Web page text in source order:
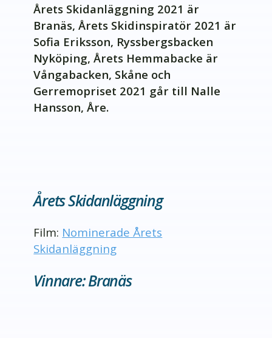
Årets Skidanläggning 2021 är
Branäs, Årets Skidinspiratör 2021 är
Sofia Eriksson, Ryssbergsbacken
Nyköping, Årets Hemmabacke är
Vångabacken, Skåne och
Gerremopriset 2021 går till Nalle
Hansson, Åre.
Årets Skidanläggning
Film: Nominerade Årets
Skidanläggning
Vinnare: Branäs